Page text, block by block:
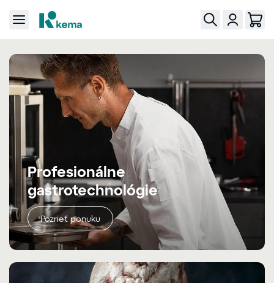
Profesionálne
gastrotechnológie
Pozrieť ponuku